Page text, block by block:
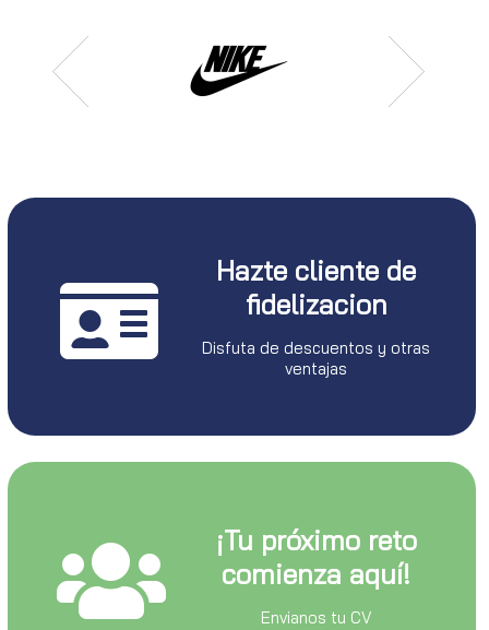
Hazte cliente de
fidelizacion
Disfuta de descuentos y otras
ventajas
¡Tu próximo reto
comienza aquí!
Envianos tu CV